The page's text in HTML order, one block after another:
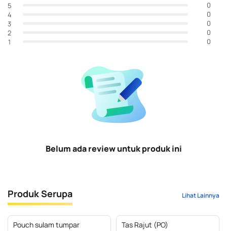
5
0
4
0
3
0
2
0
1
0
Belum ada review untuk produk ini
Produk Serupa Lihat Lainnya
Pouch sulam tumpar Tas Rajut (PO)